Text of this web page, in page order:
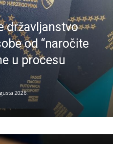
državljanstvo
od “naročite
u procesu
2026.